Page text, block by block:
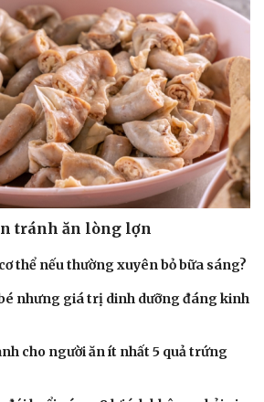
tránh ăn lòng lợn
thể nếu thường xuyên bỏ bữa sáng?
nhưng giá trị dinh dưỡng đáng kinh
cho người ăn ít nhất 5 quả trứng